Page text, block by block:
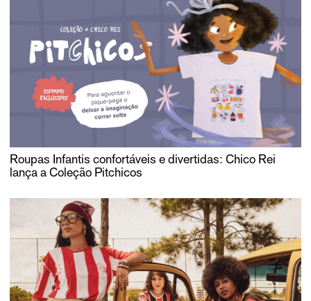
Roupas Infantis confortáveis e divertidas: Chico Rei
lança a Coleção Pitchicos